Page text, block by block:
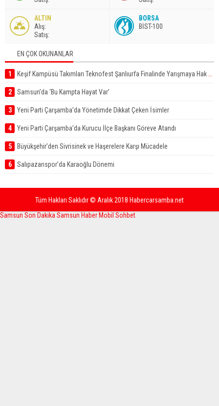
ALTIN
Alış:
Satış:
BORSA
BİST-100
EN ÇOK OKUNANLAR
1 Keşif Kampüsü Takımları Teknofest Şanlıurfa Finalinde Yarışmaya Hak Kazandı
2 Samsun’da ‘Bu Kampta Hayat Var’
3 Yeni Parti Çarşamba’da Yönetimde Dikkat Çeken İsimler
4 Yeni Parti Çarşamba’da Kurucu İlçe Başkanı Göreve Atandı
5 Büyükşehir’den Sivrisinek ve Haşerelere Karşı Mücadele
6 Salıpazarıspor’da Karaoğlu Dönemi
Tüm Hakları Saklıdır © Aralık 2018 Habercarsamba.net
Samsun Son DakikaSamsun Haber Mobil Sohbet